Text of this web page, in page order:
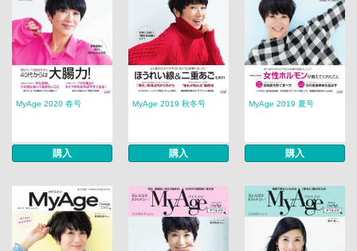
MyAge 2020 春号
購入
MyAge 2019 秋冬号
購入
MyAge 2019 夏号
購入